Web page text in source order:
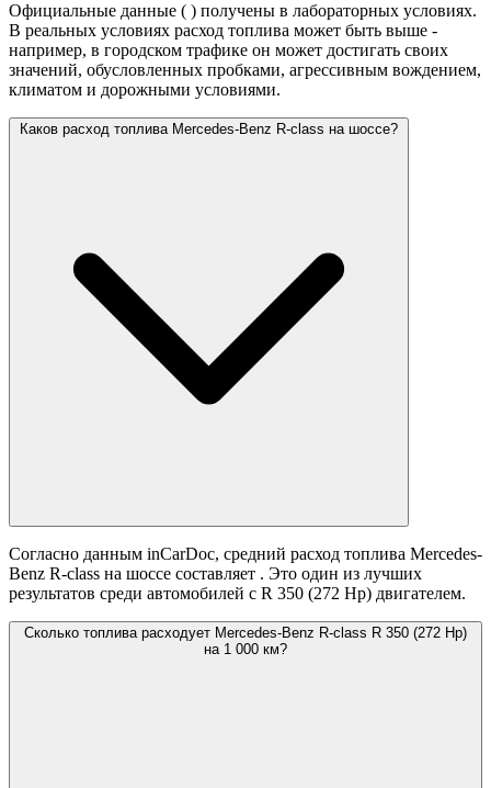
Официальные данные ( ) получены в лабораторных условиях.
В реальных условиях расход топлива может быть выше -
например, в городском трафике он может достигать своих
значений, обусловленных пробками, агрессивным вождением,
климатом и дорожными условиями.
Каков расход топлива Mercedes-Benz R-class на шоссе?
Согласно данным inCarDoc, средний расход топлива Mercedes-
Benz R-class на шоссе составляет . Это один из лучших
результатов среди автомобилей с R 350 (272 Hp) двигателем.
Сколько топлива расходует Mercedes-Benz R-class R 350 (272 Hp)
на 1 000 км?